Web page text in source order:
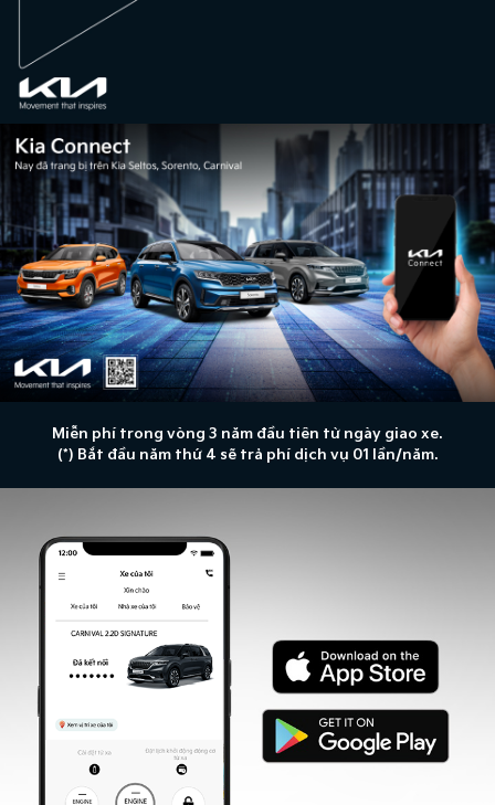
Miễn phí trong vòng 3 năm đầu tiên từ ngày giao xe.
(*) Bắt đầu năm thứ 4 sẽ trả phí dịch vụ 01 lần/năm.